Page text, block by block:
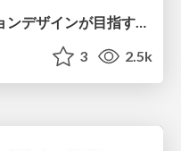
to B SaaS のコミュニケーションデザインが目指すもの - SmartHR Communication Design Group
3 2.5k